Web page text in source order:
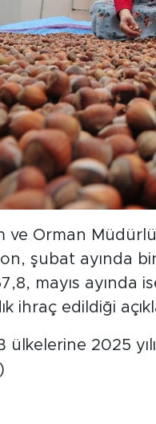
ve Orman
şubat ayında
mayıs ayında
ihraç edildiği
ülkelerine 2025